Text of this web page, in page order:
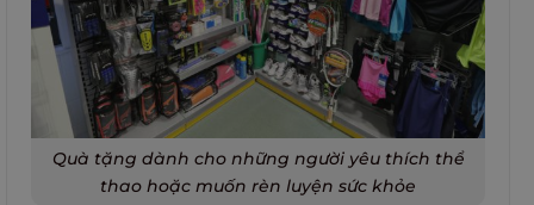
Quà tặng dành cho những người yêu thích thể
thao hoặc muốn rèn luyện sức khỏe